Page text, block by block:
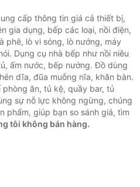
cấp thông tin giá cả thiết bị,
gia dụng, bếp các loại, nồi điện,
phê, lò vi sóng, lò nướng, máy
Dụng cụ nhà bếp như nồi niêu
ấm nước, bếp nướng. Đồ dùng
dĩa, đũa muỗng nĩa, khăn bàn.
ăn, tủ kệ, quầy bar, tủ
sự nỗ lực không ngừng, chúng
phẩm, giúp bạn so sánh giá, tìm
tôi không bán hàng.